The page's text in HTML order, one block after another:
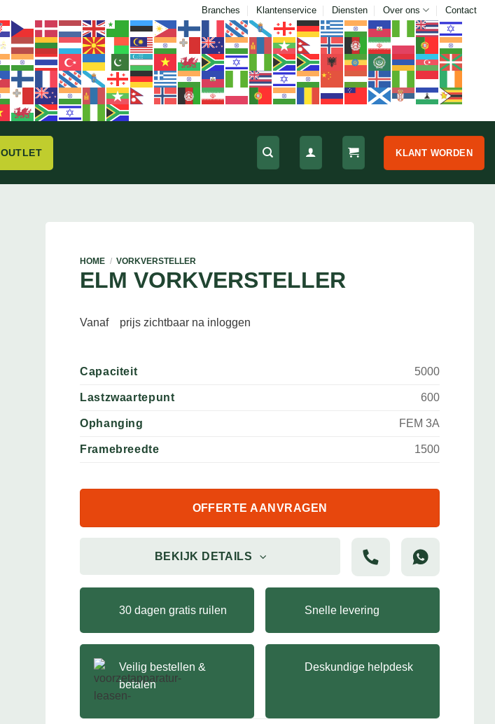
Branches Klantenservice Diensten Over ons Contact
OUTLET KLANT WORDEN
HOME / VORKVERSTELLER
ELM VORKVERSTELLER
Vanaf prijs zichtbaar na inloggen
Capaciteit 5000
Lastzwaartepunt 600
Ophanging FEM 3A
Framebreedte 1500
OFFERTE AANVRAGEN
BEKIJK DETAILS
30 dagen gratis ruilen Snelle levering
Veilig bestellen &
betalen
Deskundige helpdesk